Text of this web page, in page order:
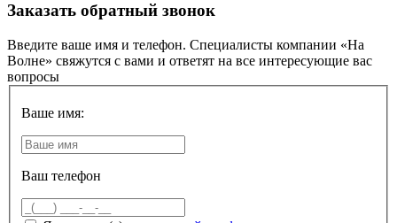
Заказать обратный звонок
Введите ваше имя и телефон. Специалисты компании «На
Волне» свяжутся с вами и ответят на все интересующие вас
вопросы
Ваше имя:
Ваш телефон